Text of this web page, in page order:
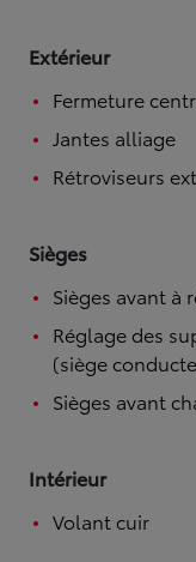
Extérieur
Fermeture
Jantes alliage
Rétroviseurs
Sièges
Sièges avant à
Réglage des
(siège
Sièges avant
Intérieur
Volant cuir